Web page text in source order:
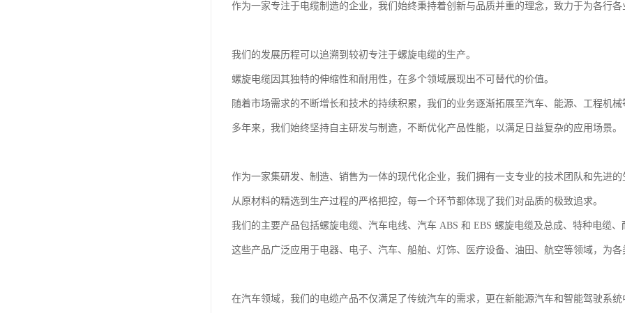
作为一家专注于电缆制造的企业，我们始终秉持着创新与品质并重的理念，致力于为各行
我们的发展历程可以追溯到较初专注于螺旋电缆的生产。
螺旋电缆因其独特的伸缩性和耐用性，在多个领域展现出不可替代的价值。
随着市场需求的不断增长和技术的持续积累，我们的业务逐渐拓展至汽车、能源、工程机
多年来，我们始终坚持自主研发与制造，不断优化产品性能，以满足日益复杂的应用场景。
作为一家集研发、制造、销售为一体的现代化企业，我们拥有一支专业的技术团队和先进的
从原材料的精选到生产过程的严格把控，每一个环节都体现了我们对品质的极致追求。
我们的主要产品包括螺旋电缆、汽车电线、汽车 ABS 和 EBS 螺旋电缆及总成、特种电缆
这些产品广泛应用于电器、电子、汽车、船舶、灯饰、医疗设备、油田、航空等领域，为
在汽车领域，我们的电缆产品不仅满足了传统汽车的需求，更在新能源汽车和智能驾驶系